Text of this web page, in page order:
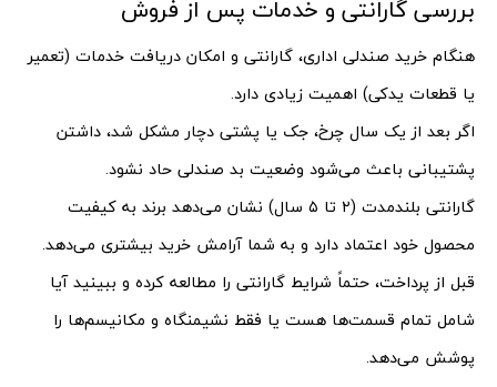
بررسی گارانتی و خدمات پس از فروش
هنگام خرید صندلی اداری، گارانتی و امکان دریافت خدمات (تعمیر
یا قطعات یدکی) اهمیت زیادی دارد.
اگر بعد از یک سال چرخ، جک یا پشتی دچار مشکل شد، داشتن
پشتیبانی باعث می‌شود وضعیت بد صندلی حاد نشود.
گارانتی بلندمدت (۲ تا ۵ سال) نشان می‌دهد برند به کیفیت
محصول خود اعتماد دارد و به شما آرامش خرید بیشتری می‌دهد.
قبل از پرداخت، حتماً شرایط گارانتی را مطالعه کرده و ببینید آیا
شامل تمام قسمت‌ها هست یا فقط نشیمنگاه و مکانیسم‌ها را
پوشش می‌دهد.